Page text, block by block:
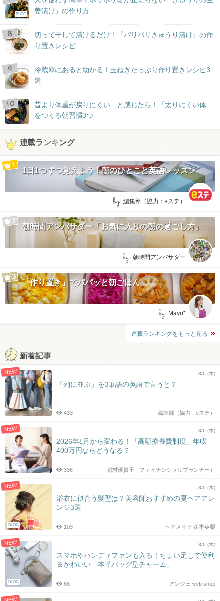
BLOG
姜漬け」の作り方
切って干して漬けるだけ！『パリパリきゅうり漬け』の作
り置きレシピ
冷蔵庫にあると助かる！玉ねぎたっぷり作り置きレシピ3
選
昔より体重が戻りにくい…と感じたら！「太りにくい体」
をつくる朝習慣3つ
連載ランキング
1日1つずつ覚えよう！朝のひとこと英語レッスン
by: 編集部（協力：eステ）
朝時間アンバサダー「お気に入りの朝の過ごし方」
by: 朝時間アンバサダー
「作り置き」でパパッと朝ごはん
by: Mayu*
連載ランキングをもっと見る
新着記事
NEW 8/6 (木)
「列に並ぶ」を3単語の英語で言うと？
編集部（協力：eステ）
433
NEW 8/6 (木)
2026年8月から変わる！「高額療養費制度」年収
400万円ならどうなる？
稲村優貴子（ファイナンシャルプランナー）
336
NEW
BLOG
8/6 (木)
浴衣に似合う髪型は？美容師おすすめの夏ヘアアレ
ンジ3選
ヘアメイク 森本英梨
103
NEW
BLOG
8/6 (木)
スマホやハンディファンも入る！ちょい足しで便利
＆かわいい「本革バッグ型チャーム」
アンジェ web shop
68
NEW